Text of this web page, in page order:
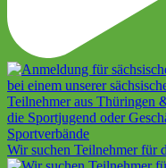
Wir suchen Teilnehmer für